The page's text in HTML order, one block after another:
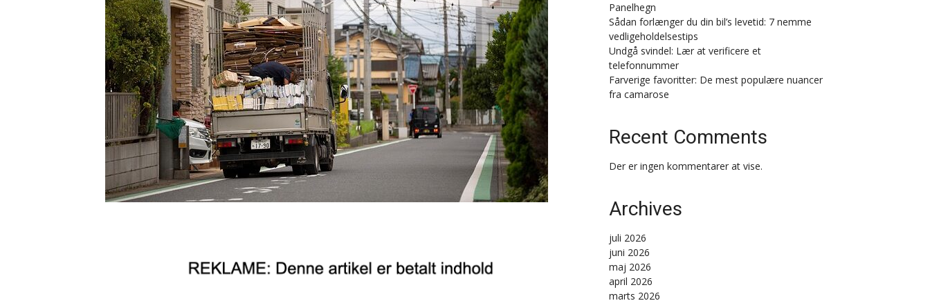
Panelhegn
Sådan forlænger du din bil’s levetid: 7 nemme
vedligeholdelsestips
Undgå svindel: Lær at verificere et
telefonnummer
Farverige favoritter: De mest populære nuancer
fra camarose
Recent Comments
Der er ingen kommentarer at vise.
Archives
juli 2026
juni 2026
maj 2026
april 2026
marts 2026